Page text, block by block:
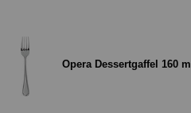
Opera Dessertgaffel 160